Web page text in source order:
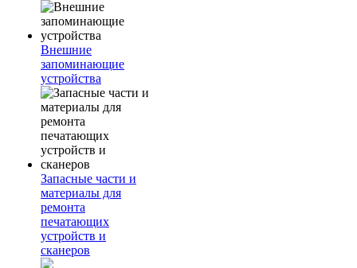
Внешние
запоминающие
устройства
Запасные части и
материалы для
ремонта
печатающих
устройств и
сканеров